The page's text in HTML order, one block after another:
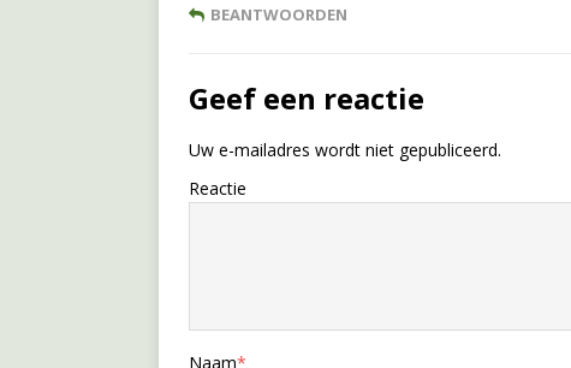
BEANTWOORDEN
Geef een reactie
Uw e-mailadres wordt niet gepubliceerd.
Reactie
Naam*